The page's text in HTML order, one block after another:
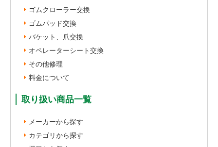
ゴムクローラー交換
ゴムパッド交換
バケット、爪交換
オペレーターシート交換
その他修理
料金について
取り扱い商品一覧
メーカーから探す
カテゴリから探す